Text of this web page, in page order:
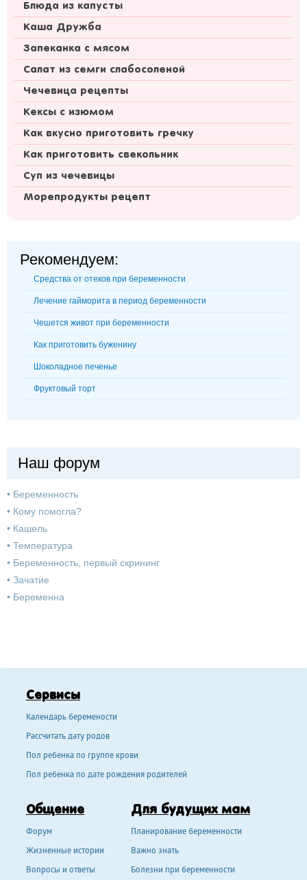
Блюда из капусты
Каша Дружба
Запеканка с мясом
Салат из семги слабосоленой
Чечевица рецепты
Кексы с изюмом
Как вкусно приготовить гречку
Как приготовить свекольник
Суп из чечевицы
Морепродукты рецепт
Рекомендуем:
Средства от отеков при беременности
Лечение гайморита в период беременности
Чешется живот при беременности
Как приготовить буженину
Шоколадное печенье
Фруктовый торт
Наш форум
• Беременность
• Кому помогла?
• Кашель
• Температура
• Беременность, первый скрининг
• Зачатие
• Беременна
Сервисы
Календарь беремености
Рассчитать дату родов
Пол ребенка по группе крови
Пол ребенка по дате рождения родителей
Общение
Форум
Жизненные истории
Вопросы и ответы
Для будущих мам
Планирование беременности
Важно знать
Болезни при беременности